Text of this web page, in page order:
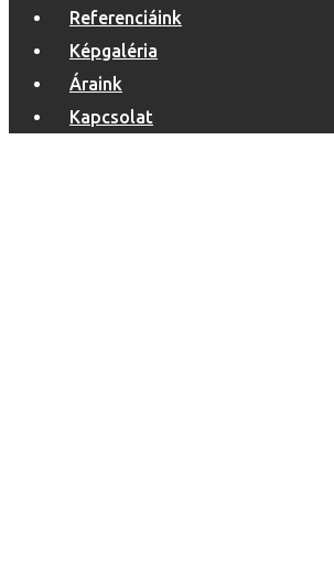
Referenciáink
Képgaléria
Áraink
Kapcsolat